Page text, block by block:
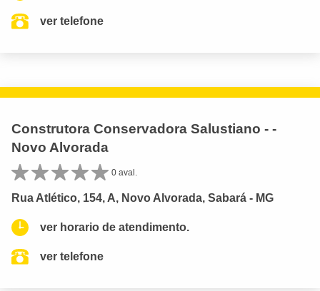
ver telefone
Construtora Conservadora Salustiano - -
Novo Alvorada
0 aval.
Rua Atlético, 154, A, Novo Alvorada, Sabará - MG
ver horario de atendimento.
ver telefone